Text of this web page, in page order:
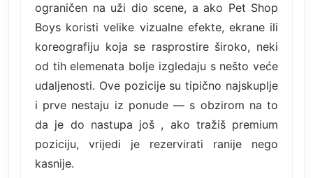
ograničen na uži dio scene, a ako Pet Shop
Boys koristi velike vizualne efekte, ekrane ili
koreografiju koja se rasprostire široko, neki
od tih elemenata bolje izgledaju s nešto veće
udaljenosti. Ove pozicije su tipično najskuplje
i prve nestaju iz ponude — s obzirom na to
da je do nastupa još , ako tražiš premium
poziciju, vrijedi je rezervirati ranije nego
kasnije.